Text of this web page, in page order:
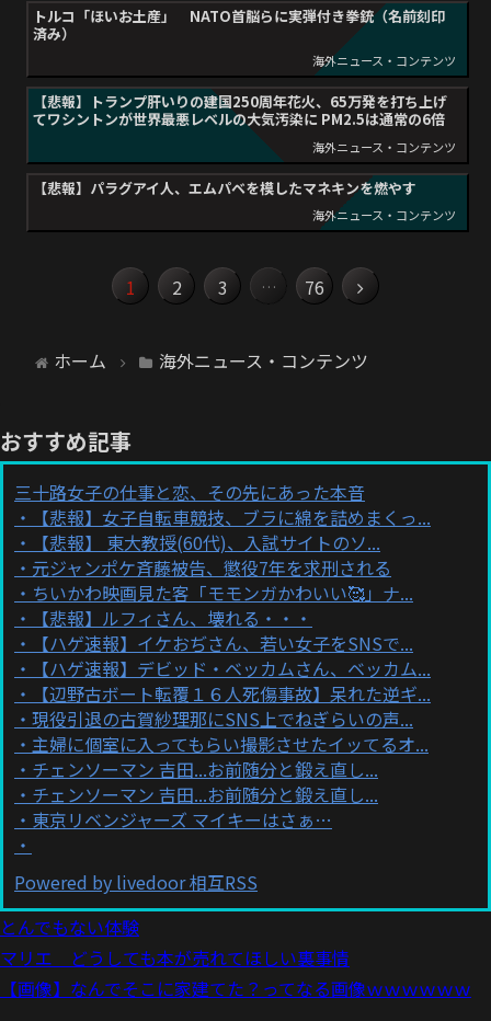
トルコ「ほいお土産」 NATO首脳らに実弾付き拳銃（名前刻印
済み）
海外ニュース・コンテンツ
【悲報】トランプ肝いりの建国250周年花火、65万発を打ち上げ
てワシントンが世界最悪レベルの大気汚染に PM2.5は通常の6倍
海外ニュース・コンテンツ
【悲報】パラグアイ人、エムパベを模したマネキンを燃やす
海外ニュース・コンテンツ
1 2 3 … 76
ホーム 海外ニュース・コンテンツ
おすすめ記事
三十路女子の仕事と恋、その先にあった本音
【悲報】女子自転車競技、ブラに綿を詰めまくっ...
【悲報】 東大教授(60代)、入試サイトのソ...
元ジャンポケ斉藤被告、懲役7年を求刑される
ちいかわ映画見た客「モモンガかわいい🥰」ナ...
【悲報】ルフィさん、壊れる・・・
【ハゲ速報】イケおぢさん、若い女子をSNSで...
【ハゲ速報】デビッド・ベッカムさん、ベッカム...
【辺野古ボート転覆１６人死傷事故】呆れた逆ギ...
現役引退の古賀紗理那にSNS上でねぎらいの声...
主婦に個室に入ってもらい撮影させたイッてるオ...
チェンソーマン 吉田...お前随分と鍛え直し...
チェンソーマン 吉田...お前随分と鍛え直し...
東京リベンジャーズ マイキーはさぁ…
Powered by livedoor 相互RSS
とんでもない体験
マリエ どうしても本が売れてほしい裏事情
【画像】なんでそこに家建てた？ってなる画像ｗｗｗｗｗｗ